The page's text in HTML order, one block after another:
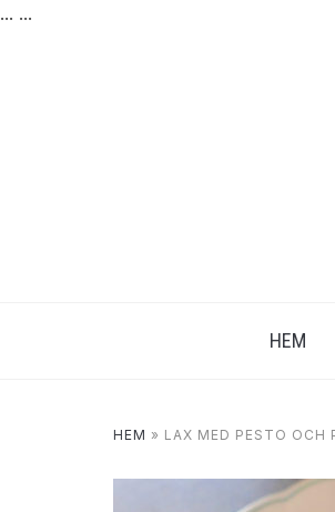
... ...
HEM
HEM » LAX MED PESTO OCH